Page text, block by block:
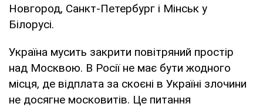
Новгород, Санкт-Петербург і Мінськ у
Білорусі.
Україна мусить закрити повітряний простір
над Москвою. В Росії не має бути жодного
місця, де відплата за скоєні в Україні злочини
не досягне московитів. Це питання